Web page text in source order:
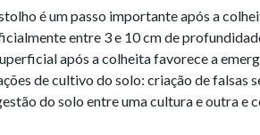
é um passo importante após a
entre 3 e 10 cm de
após a colheita favorece a
de cultivo do solo: criação de falsas
do solo entre uma cultura e outra e